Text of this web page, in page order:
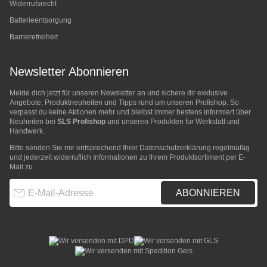
Widerrufsrecht
Batterieentsorgung
Barrierefreiheit
Newsletter Abonnieren
Melde dich jetzt für unseren Newsletter an und sichere dir exklusive
Angebote, Produktneuheiten und Tipps rund um unseren Profishop. So
verpasst du keine Aktionen mehr und bleibst immer bestens informiert über
Neuheiten bei SLS Profishop und unseren Produkten für Werkstatt und
Handwerk.
Bitte senden Sie mir entsprechend Ihrer Datenschutzerklärung regelmäßig
und jederzeit widerruflich Informationen zu Ihrem Produktsortiment per E-
Mail zu.
ABONNIEREN